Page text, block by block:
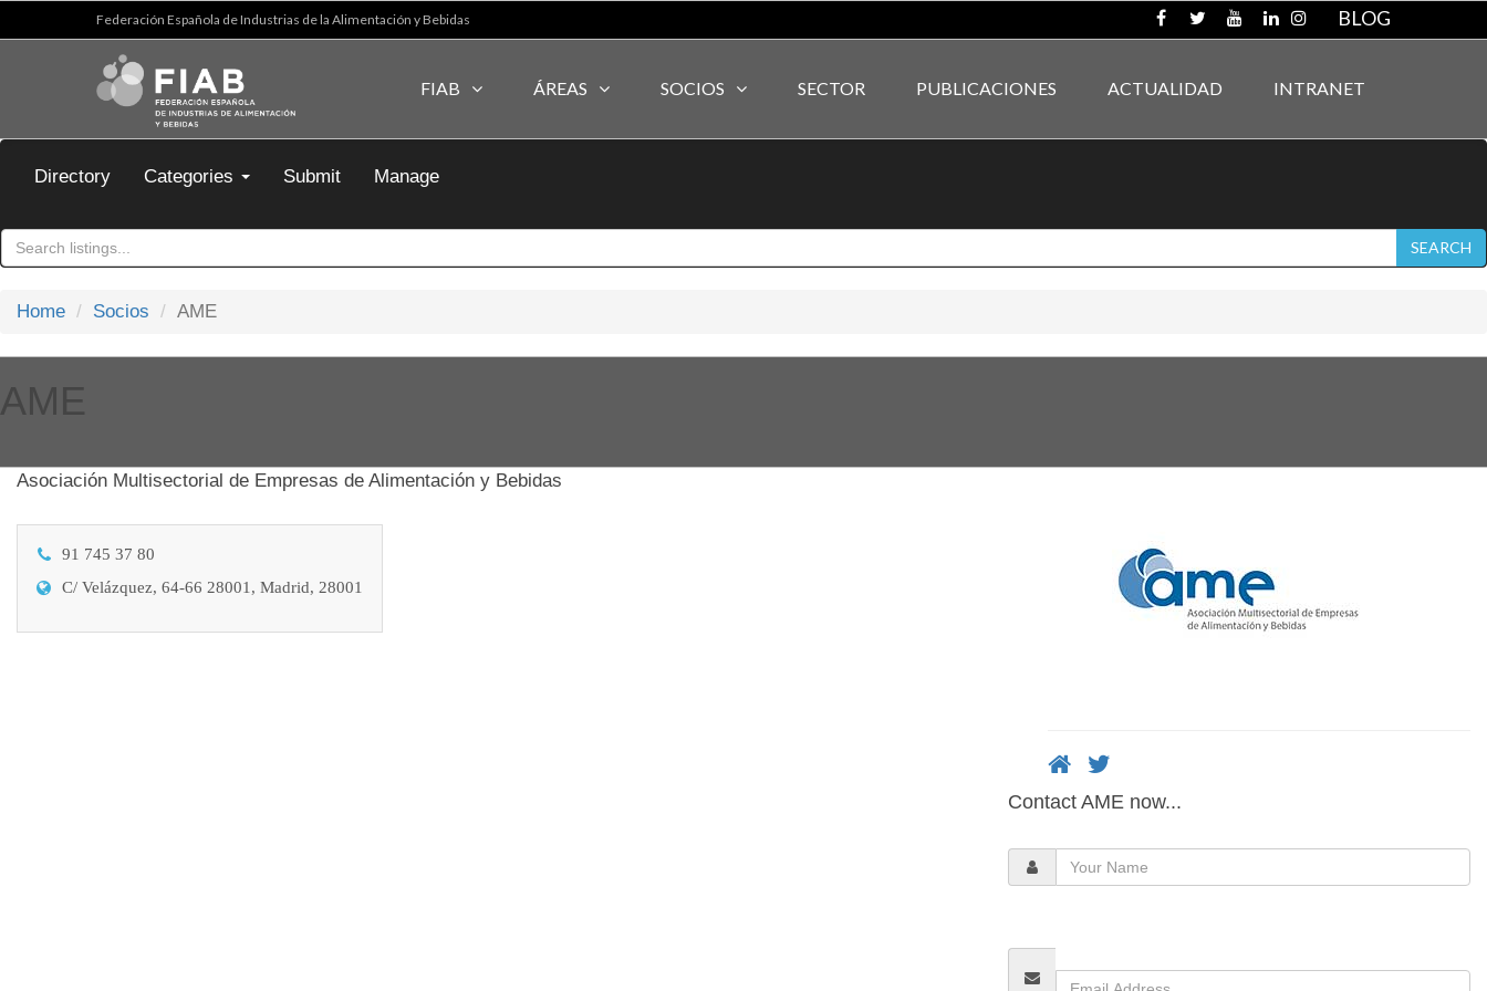
Federación Española de Industrias de la Alimentación y Bebidas BLOG
FIAB ÁREAS SOCIOS SECTOR PUBLICACIONES ACTUALIDAD INTRANET
Directory Categories Submit Manage
SEARCH
Home Socios AME
AME
Asociación Multisectorial de Empresas de Alimentación y Bebidas
91 745 37 80
C/ Velázquez, 64-66 28001, Madrid, 28001
Contact AME now...
Your
Name
Email
Address